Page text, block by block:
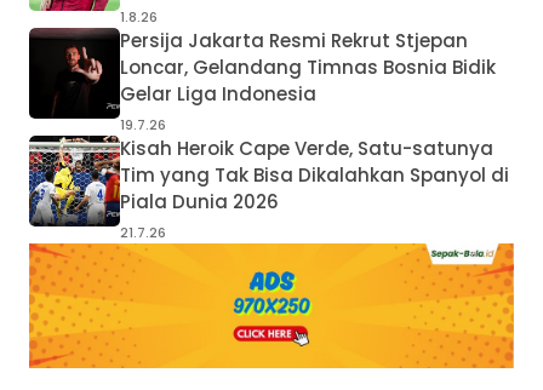
1.8.26
Persija Jakarta Resmi Rekrut Stjepan
Loncar, Gelandang Timnas Bosnia Bidik
Gelar Liga Indonesia
19.7.26
Kisah Heroik Cape Verde, Satu-satunya
Tim yang Tak Bisa Dikalahkan Spanyol di
Piala Dunia 2026
21.7.26